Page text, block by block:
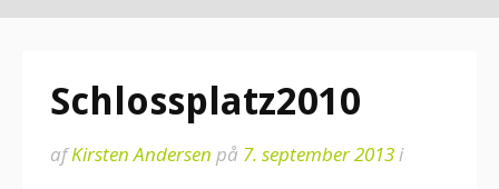
Schlossplatz2010
afKirsten Andersen på 7. september 2013i